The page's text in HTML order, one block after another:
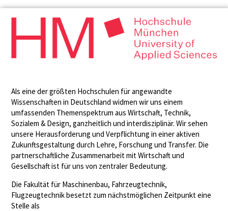
Als eine der größten Hochschulen für angewandte
Wissenschaften in Deutschland widmen wir uns einem
umfassenden Themenspektrum aus Wirtschaft, Technik,
Sozialem & Design, ganzheitlich und interdisziplinär. Wir sehen
unsere Herausforderung und Verpflichtung in einer aktiven
Zukunftsgestaltung durch Lehre, Forschung und Transfer. Die
partnerschaftliche Zusammenarbeit mit Wirtschaft und
Gesellschaft ist für uns von zentraler Bedeutung.
Die Fakultät für Maschinenbau, Fahrzeugtechnik,
Flugzeugtechnik besetzt zum nächstmöglichen Zeitpunkt eine
Stelle als